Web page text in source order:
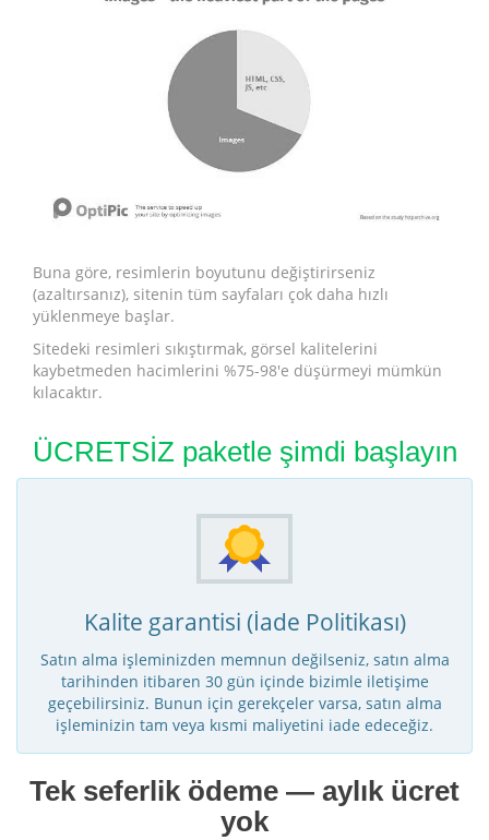
Buna göre, resimlerin boyutunu değiştirirseniz
(azaltırsanız), sitenin tüm sayfaları çok daha hızlı
yüklenmeye başlar.
Sitedeki resimleri sıkıştırmak, görsel kalitelerini
kaybetmeden hacimlerini %75-98'e düşürmeyi mümkün
kılacaktır.
ÜCRETSİZ paketle şimdi başlayın
Kalite garantisi (İade Politikası)
Satın alma işleminizden memnun değilseniz, satın alma
tarihinden itibaren 30 gün içinde bizimle iletişime
geçebilirsiniz. Bunun için gerekçeler varsa, satın alma
işleminizin tam veya kısmi maliyetini iade edeceğiz.
Tek seferlik ödeme — aylık ücret
yok